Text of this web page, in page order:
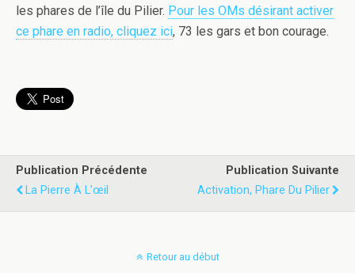
les phares de l’île du Pilier. Pour les OMs désirant activer
ce phare en radio, cliquez ici, 73 les gars et bon courage.
Publication Précédente
La Pierre À L’œil
Publication Suivante
Activation, Phare Du Pilier
Retour au début